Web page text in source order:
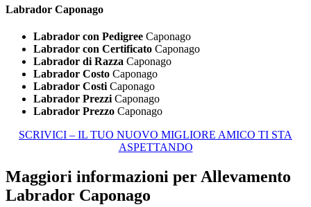
Labrador Caponago
Labrador con Pedigree Caponago
Labrador con Certificato Caponago
Labrador di Razza Caponago
Labrador Costo Caponago
Labrador Costi Caponago
Labrador Prezzi Caponago
Labrador Prezzo Caponago
SCRIVICI – IL TUO NUOVO MIGLIORE AMICO TI STA
ASPETTANDO
Maggiori informazioni per Allevamento
Labrador Caponago